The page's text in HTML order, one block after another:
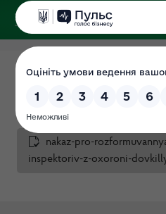
у
Громадські
nakaz-pro-
inspektoriv-z-oxoroni-